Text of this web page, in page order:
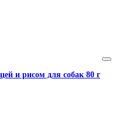
и рисом для собак 80 г